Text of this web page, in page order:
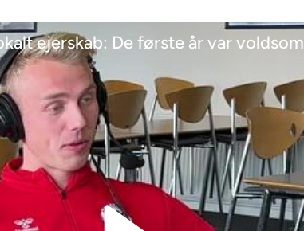
ejerskab: De første år var